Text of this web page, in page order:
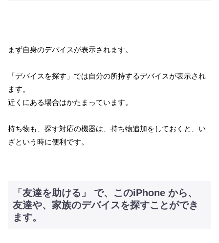
まず自身のデバイスが表示されます。
「デバイスを探す」では自分の所持するデバイスが表示され
ます。
近くにある場合はかたまっています。
持ち物も、探す対応の機器は、持ち物追加をしておくと、い
ざという時に便利です。
「友達を助ける」 で、このiPhone から、
友達や、家族のデバイスを探すことができ
ます。